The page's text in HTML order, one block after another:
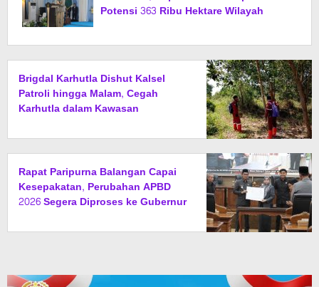
Potensi 363 Ribu Hektare Wilayah
Brigdal Karhutla Dishut Kalsel
Patroli hingga Malam, Cegah
Karhutla dalam Kawasan
Rapat Paripurna Balangan Capai
Kesepakatan, Perubahan APBD
2026 Segera Diproses ke Gubernur